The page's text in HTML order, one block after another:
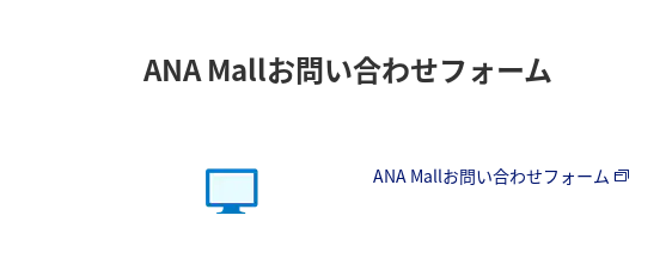
ANA Mallお問い合わせフォーム
ANA Mallお問い合わせフォーム